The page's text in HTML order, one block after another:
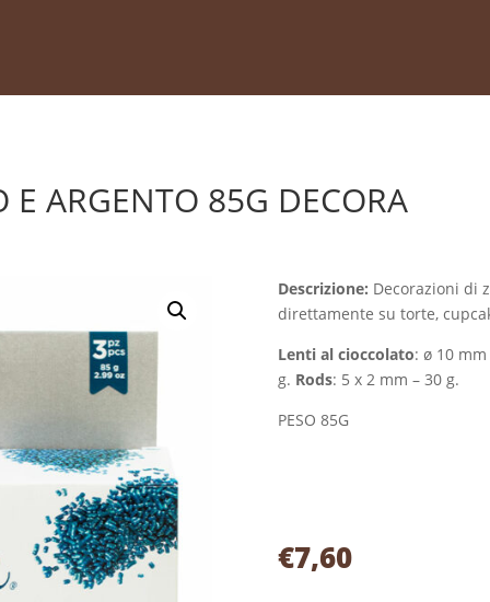
E ARGENTO 85G DECORA
Descrizione: Decorazioni di
direttamente su torte,
Lenti al cioccolato: ø 10
g. Rods: 5 x 2 mm – 30 g.
PESO 85G
€7,60